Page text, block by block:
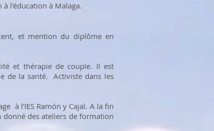
l'éducation à Malaga.
et mention du diplôme en
et thérapie de couple. Il est
de la santé. Activiste dans les
à l'IES Ramón y Cajal. A la fin
donné des ateliers de formation